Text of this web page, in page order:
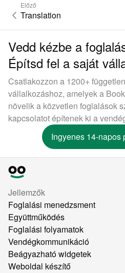
Előző
Translation
Vedd kézbe a
Építsd fel a saját
Csatlakozzon a 1200+
vállalkozáshoz, amelyek a
növelik a közvetlen foglalások
kapcsolatot építenek ki a
Ingyenes 14-napos
Jellemzők
Foglalási menedzsment
Együttműködés
Foglalási folyamatok
Vendégkommunikáció
Beágyazható widgetek
Weboldal készítő